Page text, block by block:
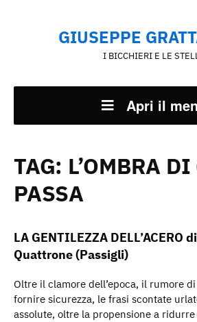
GIUSEPPE
I BICCHIERI E LE
Apri il
TAG: L’OMBRA
PASSA
LA GENTILEZZA DELL’ACERO
Quattrone (Passigli)
Oltre il clamore dell’epoca, il rumore
fornire sicurezza, le frasi scontate
assolute, oltre la propensione a